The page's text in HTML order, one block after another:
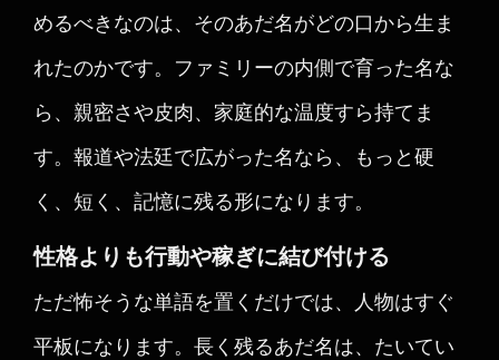
めるべきなのは、そのあだ名がどの口から生ま
れたのかです。ファミリーの内側で育った名な
ら、親密さや皮肉、家庭的な温度すら持てま
す。報道や法廷で広がった名なら、もっと硬
く、短く、記憶に残る形になります。
性格よりも行動や稼ぎに結び付ける
ただ怖そうな単語を置くだけでは、人物はすぐ
平板になります。長く残るあだ名は、たいてい